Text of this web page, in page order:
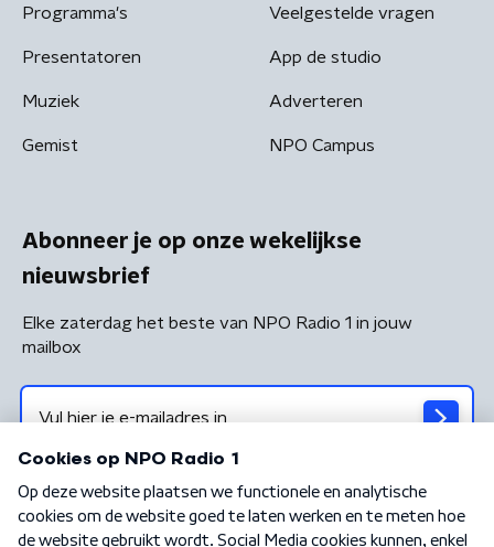
Programma's
Presentatoren
Muziek
Gemist
Veelgestelde vragen
App de studio
Adverteren
NPO Campus
Abonneer je op onze wekelijkse
nieuwsbrief
Elke zaterdag het beste van NPO Radio 1 in jouw
mailbox